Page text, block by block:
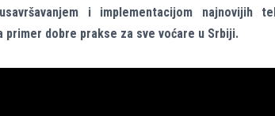
i implementacijom najnovijih
dobre prakse za sve voćare u Srbiji.